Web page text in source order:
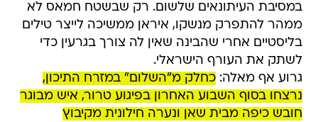
במסיבת העיתונאים שלשום. רק שבשטח חמאס לא
ממהר להתפרק מנשקו, איראן ממשיכה לייצר טילים
בליסטיים אחרי שהבינה שאין לה צורך בגרעין כדי
לשתק את העורף הישראלי.
גרוע אף מאלה:כחלק מ"השלום" במזרח התיכון,
נרצחו בסוף השבוע האחרון בפיגוע טרור, איש מבוגר
חובש כיפה מבית שאן ונערה חילונית מקיבוץ